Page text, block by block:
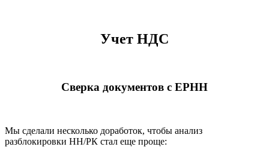
Учет НДС
Сверка документов с ЕРНН
Мы сделали несколько доработок, чтобы анализ
разблокировки НН/РК стал еще проще: